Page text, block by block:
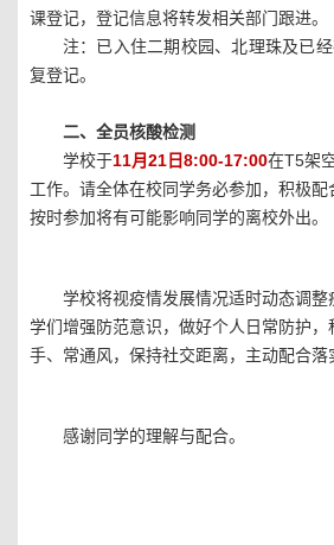
课登记，登记信息将转发相关部门跟进。
注：已入住二期校园、北理珠及已
复登记。
二、全员核酸检测
学校于11月21日8:00-17:00在T5架
工作。请全体在校同学务必参加，积极
按时参加将有可能影响同学的离校外出。
学校将视疫情发展情况适时动态调整
学们增强防范意识，做好个人日常防护
手、常通风，保持社交距离，主动配合落
感谢同学的理解与配合。